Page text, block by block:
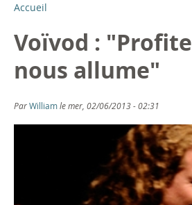
V
o
u
s
ê
Accueil
Voïvod :
nous allume"
ParWilliamle mer, 02/06/2013 - 02:31